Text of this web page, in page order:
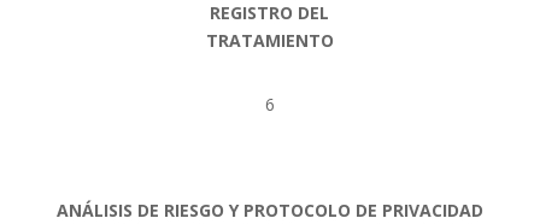
REGISTRO DEL
TRATAMIENTO
6
ANÁLISIS DE RIESGO Y PROTOCOLO DE PRIVACIDAD